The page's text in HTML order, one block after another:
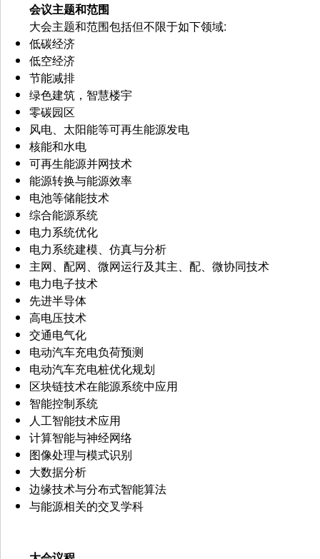
会议主题和范围
大会主题和范围包括但不限于如下领域:
低碳经济
低空经济
节能减排
绿色建筑，智慧楼宇
零碳园区
风电、太阳能等可再生能源发电
核能和水电
可再生能源并网技术
能源转换与能源效率
电池等储能技术
综合能源系统
电力系统优化
电力系统建模、仿真与分析
主网、配网、微网运行及其主、配、微协同技术
电力电子技术
先进半导体
高电压技术
交通电气化
电动汽车充电负荷预测
电动汽车充电桩优化规划
区块链技术在能源系统中应用
智能控制系统
人工智能技术应用
计算智能与神经网络
图像处理与模式识别
大数据分析
边缘技术与分布式智能算法
与能源相关的交叉学科